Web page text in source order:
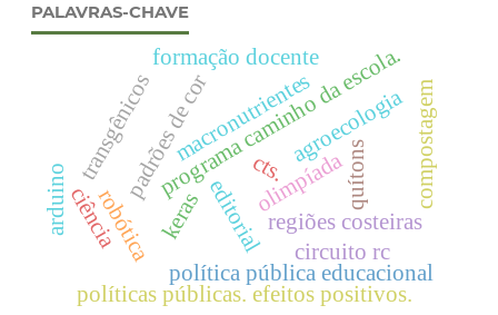
PALAVRAS-CHAVE
editorialolimpíada
política pública educacional
programa caminho da escola.
padrões de cor quítons
regiões costeiras
robótica keras
políticas públicas. efeitos positivos.
formação docente
transgênicos cts.
agroecologiacompostagem
ciência
macronutrientes
arduino
circuito rc